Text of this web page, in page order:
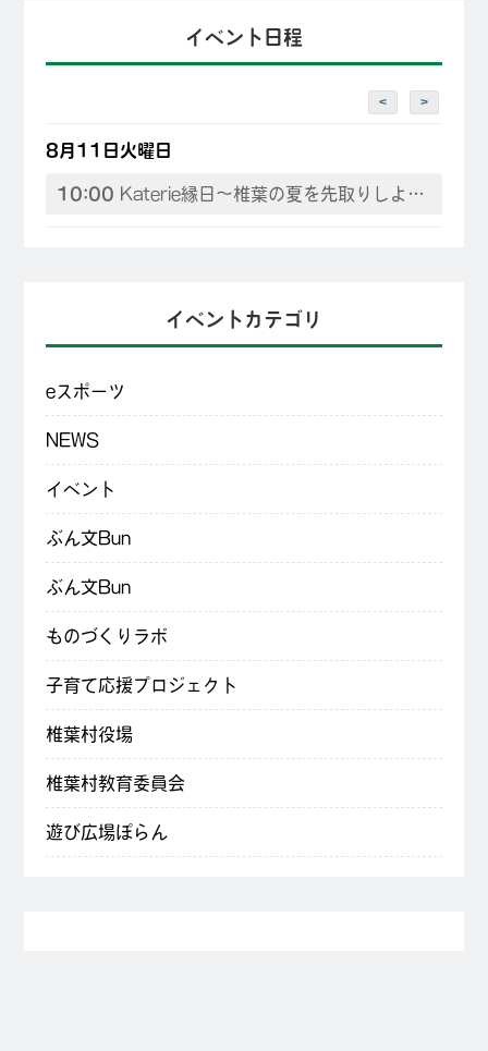
イベント日程
< >
8月11日火曜日
10:00 Katerie縁日～椎葉の夏を先取りしよう♪
イベントカテゴリ
eスポーツ
NEWS
イベント
ぶん文Bun
ぶん文Bun
ものづくりラボ
子育て応援プロジェクト
椎葉村役場
椎葉村教育委員会
遊び広場ぽらん